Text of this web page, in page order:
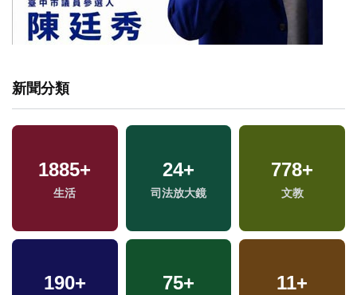
新聞分類
1885+
生活
24+
司法放大鏡
778+
文教
190+ 75+ 11+